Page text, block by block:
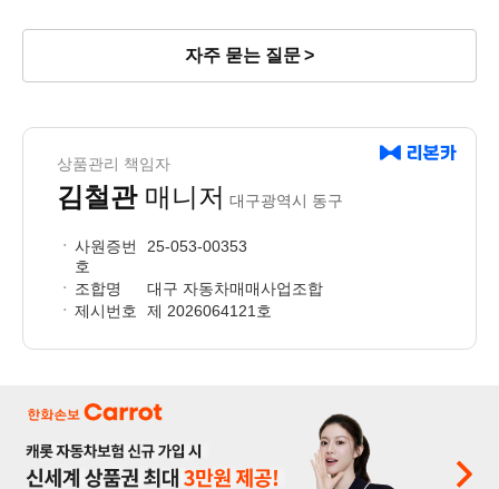
자주 묻는 질문
상품관리 책임자
김철관매니저 대구광역시 동구
사원증번
호
25-053-00353
조합명
대구 자동차매매사업조합
제시번호
제 2026064121호